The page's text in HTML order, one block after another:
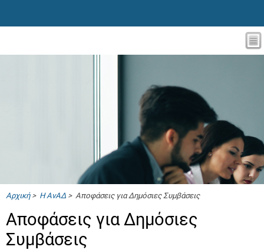
Αρχική> Η ΑνΑΔ > Αποφάσεις για Δημόσιες Συμβάσεις
Αποφάσεις για Δημόσιες
Συμβάσεις